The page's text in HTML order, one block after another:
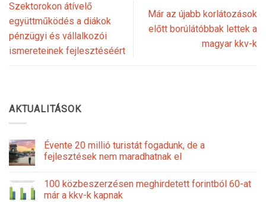
Szektorokon átívelő
együttműködés a diákok
pénzügyi és vállalkozói
ismereteinek fejlesztéséért
Már az újabb korlátozások
előtt borúlátóbbak lettek a
magyar kkv-k
AKTUALITÁSOK
Évente 20 millió turistát fogadunk, de a
fejlesztések nem maradhatnak el
100 közbeszerzésen meghirdetett forintból 60-at
már a kkv-k kapnak